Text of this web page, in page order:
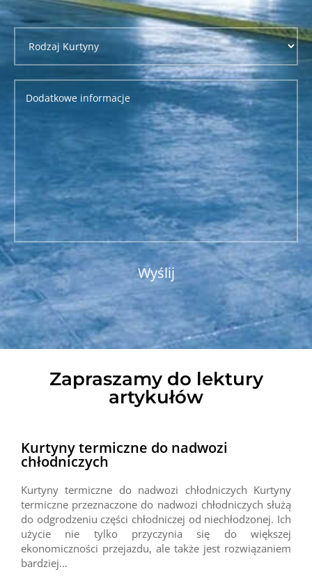
Zapraszamy do lektury
artykułów
Kurtyny termiczne do nadwozi
chłodniczych
Kurtyny termiczne do nadwozi chłodniczych Kurtyny
termiczne przeznaczone do nadwozi chłodniczych służą
do odgrodzeniu części chłodniczej od niechłodzonej. Ich
użycie nie tylko przyczynia się do większej
ekonomiczności przejazdu, ale także jest rozwiązaniem
bardziej…